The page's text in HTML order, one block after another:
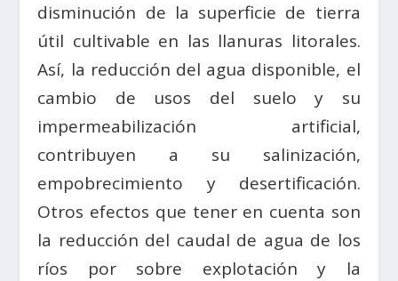
disminución de la superficie de tierra
útil cultivable en las llanuras litorales.
Así, la reducción del agua disponible, el
cambio de usos del suelo y su
impermeabilización artificial,
contribuyen a su salinización,
empobrecimiento y desertificación.
Otros efectos que tener en cuenta son
la reducción del caudal de agua de los
ríos por sobre explotación y la